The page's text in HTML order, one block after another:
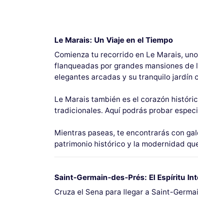
Le Marais: Un Viaje en el Tiempo
Comienza tu recorrido en Le Marais,
flanqueadas por grandes mansiones
elegantes arcadas y su tranquilo jardín
Le Marais también es el corazón
tradicionales. Aquí podrás probar
Mientras paseas, te encontrarás con
patrimonio histórico y la modernidad
Saint-Germain-des-Prés: El Espíritu
Cruza el Sena para llegar a Saint-